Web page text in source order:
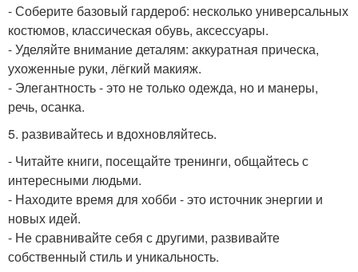
- Соберите базовый гардероб: несколько универсальных
костюмов, классическая обувь, аксессуары.
- Уделяйте внимание деталям: аккуратная прическа,
ухоженные руки, лёгкий макияж.
- Элегантность - это не только одежда, но и манеры,
речь, осанка.
5. развивайтесь и вдохновляйтесь.
- Читайте книги, посещайте тренинги, общайтесь с
интересными людьми.
- Находите время для хобби - это источник энергии и
новых идей.
- Не сравнивайте себя с другими, развивайте
собственный стиль и уникальность.